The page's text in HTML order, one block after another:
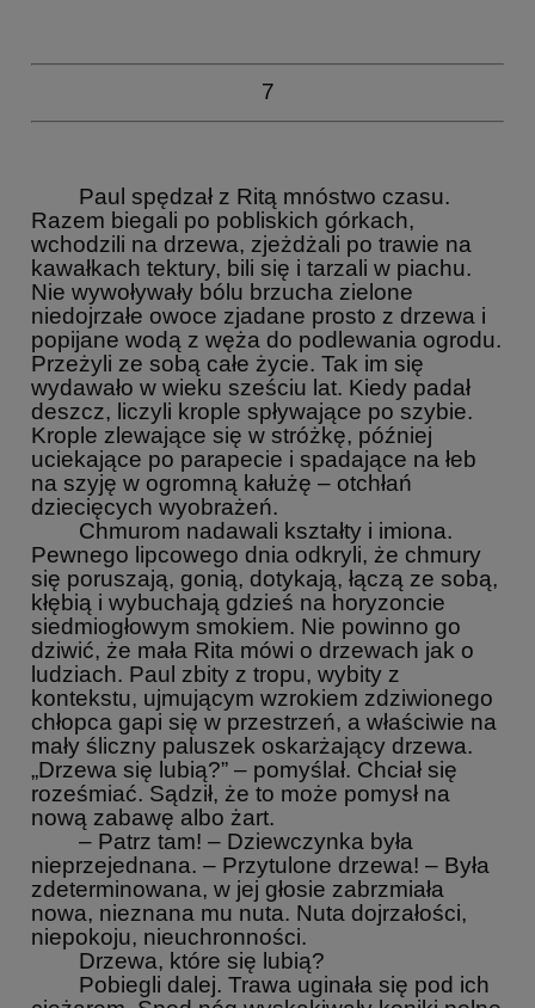
7
Paul spędzał z Ritą mnóstwo czasu.
Razem biegali po pobliskich górkach,
wchodzili na drzewa, zjeżdżali po trawie na
kawałkach tektury, bili się i tarzali w piachu.
Nie wywoływały bólu brzucha zielone
niedojrzałe owoce zjadane prosto z drzewa i
popijane wodą z węża do podlewania ogrodu.
Przeżyli ze sobą całe życie. Tak im się
wydawało w wieku sześciu lat. Kiedy padał
deszcz, liczyli krople spływające po szybie.
Krople zlewające się w stróżkę, później
uciekające po parapecie i spadające na łeb
na szyję w ogromną kałużę – otchłań
dziecięcych wyobrażeń.
Chmurom nadawali kształty i imiona.
Pewnego lipcowego dnia odkryli, że chmury
się poruszają, gonią, dotykają, łączą ze sobą,
kłębią i wybuchają gdzieś na horyzoncie
siedmiogłowym smokiem. Nie powinno go
dziwić, że mała Rita mówi o drzewach jak o
ludziach. Paul zbity z tropu, wybity z
kontekstu, ujmującym wzrokiem zdziwionego
chłopca gapi się w przestrzeń, a właściwie na
mały śliczny paluszek oskarżający drzewa.
„Drzewa się lubią?” – pomyślał. Chciał się
roześmiać. Sądził, że to może pomysł na
nową zabawę albo żart.
– Patrz tam! – Dziewczynka była
nieprzejednana. – Przytulone drzewa! – Była
zdeterminowana, w jej głosie zabrzmiała
nowa, nieznana mu nuta. Nuta dojrzałości,
niepokoju, nieuchronności.
Drzewa, które się lubią?
Pobiegli dalej. Trawa uginała się pod ich